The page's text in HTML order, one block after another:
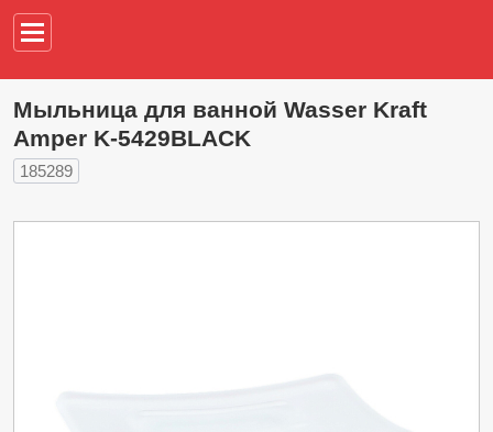
Мыльница для ванной Wasser Kraft
Amper K-5429BLACK
185289